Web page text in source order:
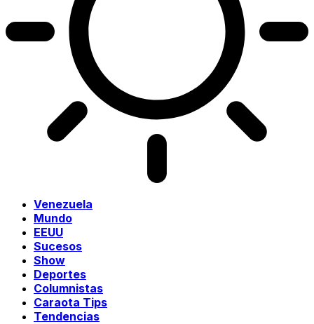
Venezuela
Mundo
EEUU
Sucesos
Show
Deportes
Columnistas
Caraota Tips
Tendencias